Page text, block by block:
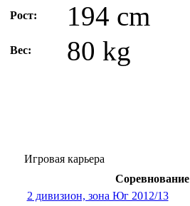
Рост: 194 cm
Вес: 80 kg
Игровая карьера
Соревнование
2 дивизион, зона Юг 2012/13